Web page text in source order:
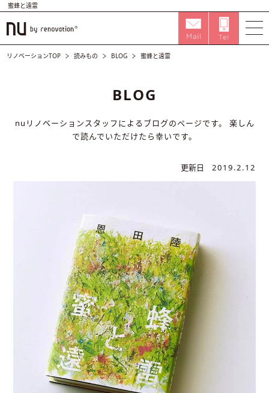
蜜蜂と遠雷
リノベーションTOP 読みもの BLOG 蜜蜂と遠雷
BLOG
nuリノベーションスタッフによるブログのページです。
楽しん
で読んでいただけたら幸いです。
更新日 2019.2.12